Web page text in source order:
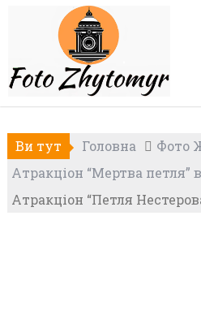
Ви тут Головна
Фото
Атракціон “Мертва
Атракціон “Петля